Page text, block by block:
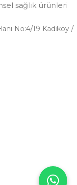
sağlık ürünleri
No:4/19 Kadıköy /